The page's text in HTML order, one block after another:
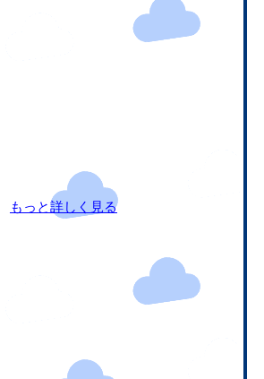
もっと詳しく見る